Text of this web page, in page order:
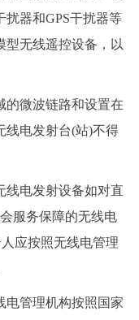
扰器和GPS干扰器等
型无线遥控设备，以
微波链路和设置在
线电发射台(站)不得
电发射设备如对直
服务保障的无线电
应按照无线电管理
管理机构按照国家